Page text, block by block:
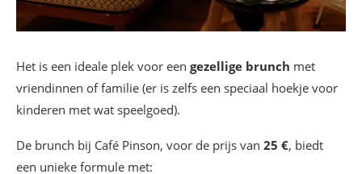
Het is een ideale plek voor een gezellige brunch met
vriendinnen of familie (er is zelfs een speciaal hoekje voor
kinderen met wat speelgoed).
De brunch bij Café Pinson, voor de prijs van 25 €, biedt
een unieke formule met: